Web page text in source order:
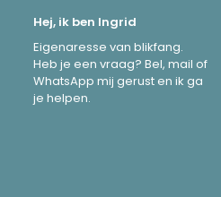
Hej, ik ben Ingrid
Eigenaresse van blikfang.
Heb je een vraag? Bel, mail of
WhatsApp mij gerust en ik ga
je helpen.